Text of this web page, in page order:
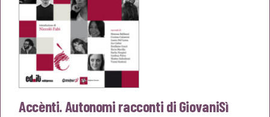
Accènti. Autonomi racconti di GiovaniSì